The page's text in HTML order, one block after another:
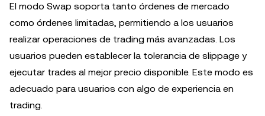
El modo Swap soporta tanto órdenes de mercado
como órdenes limitadas, permitiendo a los usuarios
realizar operaciones de trading más avanzadas. Los
usuarios pueden establecer la tolerancia de slippage y
ejecutar trades al mejor precio disponible. Este modo es
adecuado para usuarios con algo de experiencia en
trading.